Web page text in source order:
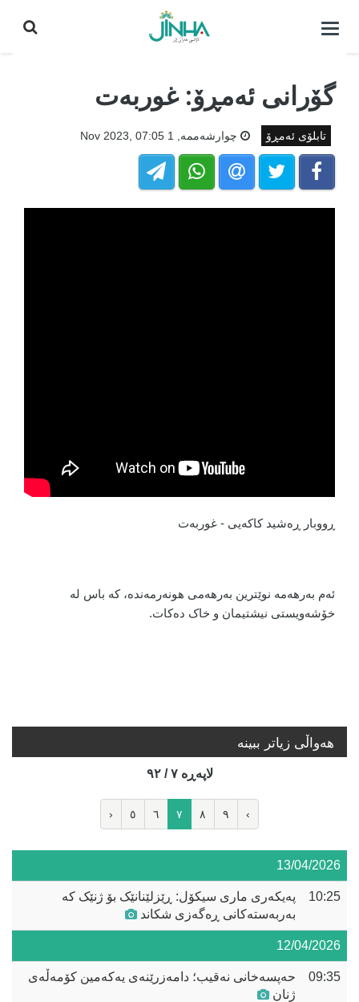
كردنه‌وه‌ی
گۆرانی ئەمڕۆ: غوربەت
تابلۆی ئەمڕۆ چوارشه‌ممه‌, 1 Nov 2023, 07:05
ڕووبار ڕەشید کاکەیی - غوربەت
ئەم بەرهەمە نوێترین بەرهەمی هونەرمەندە، کە باس لە
خۆشەویستی نیشتیمان و خاک دەکات.
هه‌واڵی زیاتر ببینە
لاپه‌ڕه‌ ٧ / ٩٢
‹ ٥ ٦ ٧ ٨ ٩ ›
13/04/2026
10:25
پەیکەری ماری سیکۆل: ڕێزلێنانێک بۆ ژنێک کە
بەربەستەکانی ڕەگەزی شکاند
12/04/2026
09:35
حەپسەخانی نەقیب؛ دامەزرێنەی یەکەمین کۆمەڵەی
ژنان